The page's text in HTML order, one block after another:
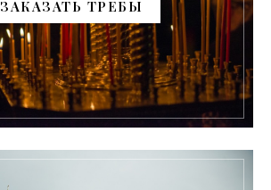
ЗАКАЗАТЬ ТРЕБЫ